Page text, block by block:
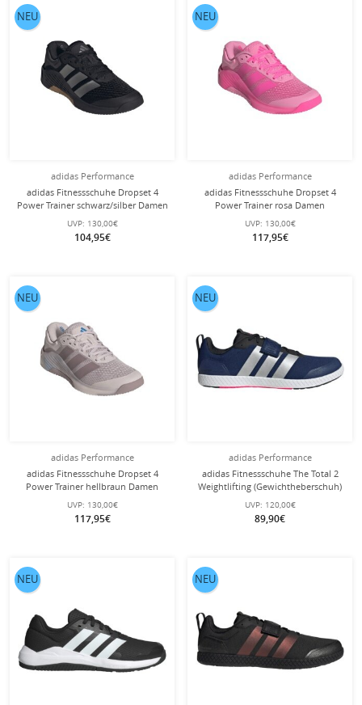
adidas Performance
adidas Fitnessschuhe Dropset 4
Power Trainer schwarz/silber Damen
UVP: 130,00€
104,95€
NEU
adidas Performance
adidas Fitnessschuhe Dropset 4
Power Trainer rosa Damen
UVP: 130,00€
117,95€
NEU
adidas Performance
adidas Fitnessschuhe Dropset 4
Power Trainer hellbraun Damen
UVP: 130,00€
117,95€
NEU
adidas Performance
adidas Fitnessschuhe The Total 2
Weightlifting (Gewichtheberschuh)
dunkelblau Herren
UVP: 120,00€
89,90€
NEU
NEU NEU